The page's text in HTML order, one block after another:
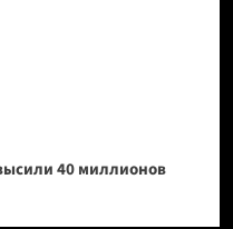
40 миллионов